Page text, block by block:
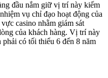
đầu nắm giữ vị trí này kiếm
vụ chỉ đạo hoạt động của
casino nhằm giám sát
của khách hàng. Vị trí này
có tối thiểu 6 đến 8 năm